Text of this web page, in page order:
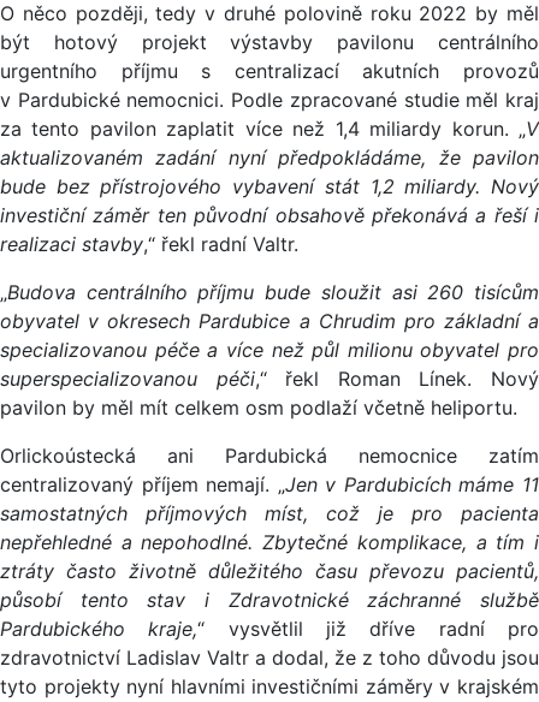
O něco později, tedy v druhé polovině roku 2022 by měl
být hotový projekt výstavby pavilonu centrálního
urgentního příjmu s centralizací akutních provozů
v Pardubické nemocnici. Podle zpracované studie měl kraj
za tento pavilon zaplatit více než 1,4 miliardy korun. „V
aktualizovaném zadání nyní předpokládáme, že pavilon
bude bez přístrojového vybavení stát 1,2 miliardy. Nový
investiční záměr ten původní obsahově překonává a řeší i
realizaci stavby,“ řekl radní Valtr.
„Budova centrálního příjmu bude sloužit asi 260 tisícům
obyvatel v okresech Pardubice a Chrudim pro základní a
specializovanou péče a více než půl milionu obyvatel pro
superspecializovanou péči,“ řekl Roman Línek. Nový
pavilon by měl mít celkem osm podlaží včetně heliportu.
Orlickoústecká ani Pardubická nemocnice zatím
centralizovaný příjem nemají. „Jen v Pardubicích máme 11
samostatných příjmových míst, což je pro pacienta
nepřehledné a nepohodlné. Zbytečné komplikace, a tím i
ztráty často životně důležitého času převozu pacientů,
působí tento stav i Zdravotnické záchranné službě
Pardubického kraje,“ vysvětlil již dříve radní pro
zdravotnictví Ladislav Valtr a dodal, že z toho důvodu jsou
tyto projekty nyní hlavními investičními záměry v krajském